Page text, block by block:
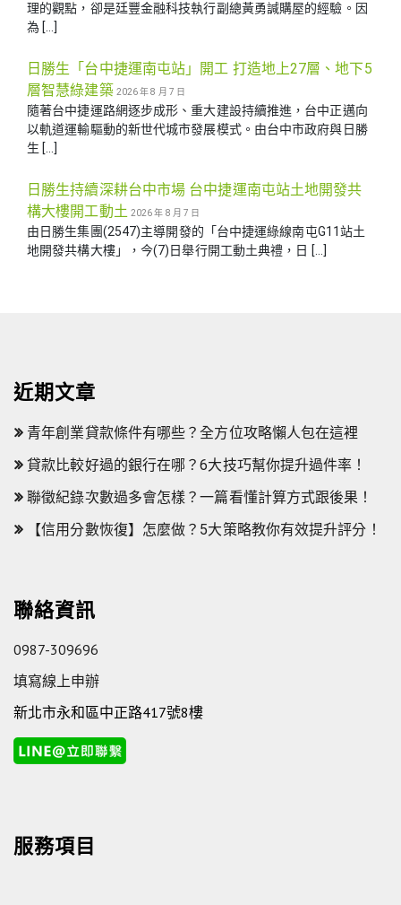
理的觀點，卻是廷豐金融科技執行副總黃勇諴購屋的經驗。因
為 […]
日勝生「台中捷運南屯站」開工 打造地上27層、地下5
層智慧綠建築 2026 年 8 月 7 日
隨著台中捷運路網逐步成形、重大建設持續推進，台中正邁向
以軌道運輸驅動的新世代城市發展模式。由台中市政府與日勝
生 […]
日勝生持續深耕台中市場 台中捷運南屯站土地開發共
構大樓開工動土 2026 年 8 月 7 日
由日勝生集團(2547)主導開發的「台中捷運綠線南屯G11站土
地開發共構大樓」，今(7)日舉行開工動土典禮，日 […]
近期文章
青年創業貸款條件有哪些？全方位攻略懶人包在這裡
貸款比較好過的銀行在哪？6大技巧幫你提升過件率！
聯徵紀錄次數過多會怎樣？一篇看懂計算方式跟後果！
【信用分數恢復】怎麼做？5大策略教你有效提升評分！
聯絡資訊
0987-309696
填寫線上申辦
新北市永和區中正路417號8樓
服務項目